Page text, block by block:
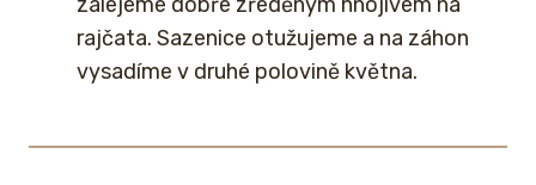
rajčata. Sazenice otužujeme a na záhon
vysadíme v druhé polovině května.